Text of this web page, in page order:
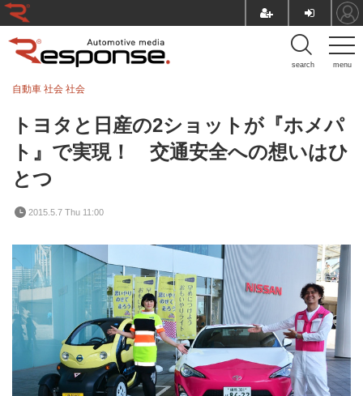
menu
search
トヨタと日産の2ショットが『ホメパ
ト』で実現！ 交通安全への想いはひ
とつ
自動車 社会 社会
2015.5.7 Thu 11:00